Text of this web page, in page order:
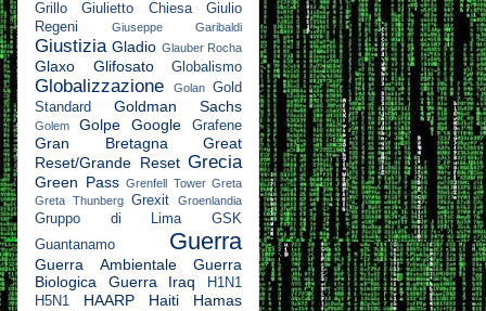
Grillo
Giulietto Chiesa
Giulio
Regeni
Giuseppe Garibaldi
Giustizia Gladio Glauber Rocha
Glaxo Glifosato Globalismo
Globalizzazione Golan Gold
Standard
Goldman Sachs
Golem Golpe Google Grafene
Gran Bretagna
Great
Reset/Grande Reset Grecia
Green Pass Grenfell Tower Greta
Greta Thunberg Grexit Groenlandia
Gruppo di Lima
GSK
Guantanamo
Guerra
Guerra Ambientale
Guerra
Biologica
Guerra Iraq
H1N1
H5N1
HAARP Haiti Hamas